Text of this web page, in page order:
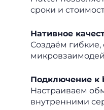
сроки и
Нативное
Создаём
Подключение к
Настраиваем
внутренними